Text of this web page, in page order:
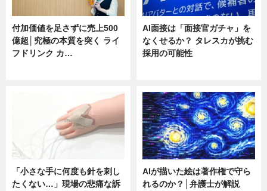
付加価値を足さずに売上500
億超│究極の本質を突く ライ
フドリンク カ…
AI面接は「面接官ガチャ」を
なくせるか？ タレスカが挑む
採用の可能性
「小さな手に何度も針を刺し
たくない…」現場の悲痛な訴
AIが描いた絵は著作権で守ら
れるのか？│弁護士が解説